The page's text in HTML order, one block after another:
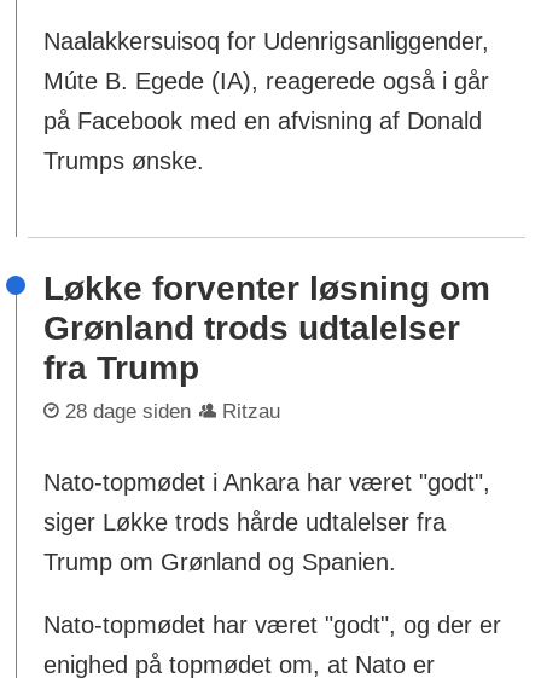
Naalakkersuisoq for Udenrigsanliggender,
Múte B. Egede (IA), reagerede også i går
på Facebook med en afvisning af Donald
Trumps ønske.
Løkke forventer løsning om
Grønland trods udtalelser
fra Trump
28 dage siden Ritzau
Nato-topmødet i Ankara har været "godt",
siger Løkke trods hårde udtalelser fra
Trump om Grønland og Spanien.
Nato-topmødet har været "godt", og der er
enighed på topmødet om, at Nato er